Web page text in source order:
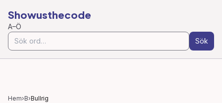
Showusthecode
A–Ö
Sök
Hem›B›Bullrig